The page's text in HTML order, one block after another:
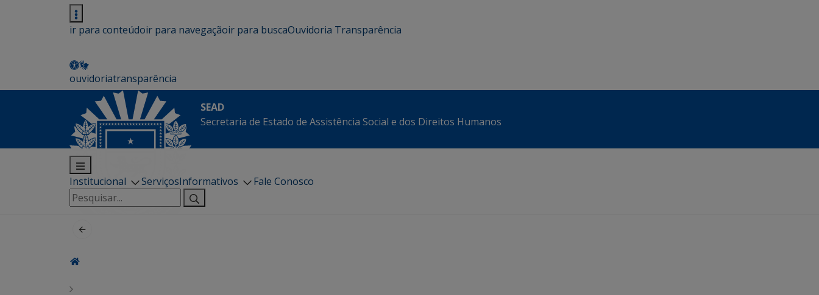
ir para conteúdoir para navegaçãoir para buscaOuvidoria Transparência
ouvidoriatransparência
SEAD
Secretaria de Estado de Assistência Social e dos Direitos Humanos
Institucional ServiçosInformativos
Fale Conosco
Pesquisar
por: